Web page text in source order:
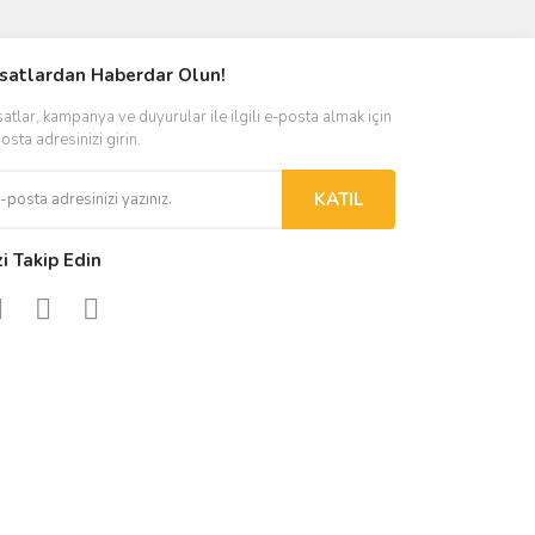
Haberdar Olun!
kampanya ve duyurular ile ilgili e-posta almak için
adresinizi girin.
KATIL
Takip Edin